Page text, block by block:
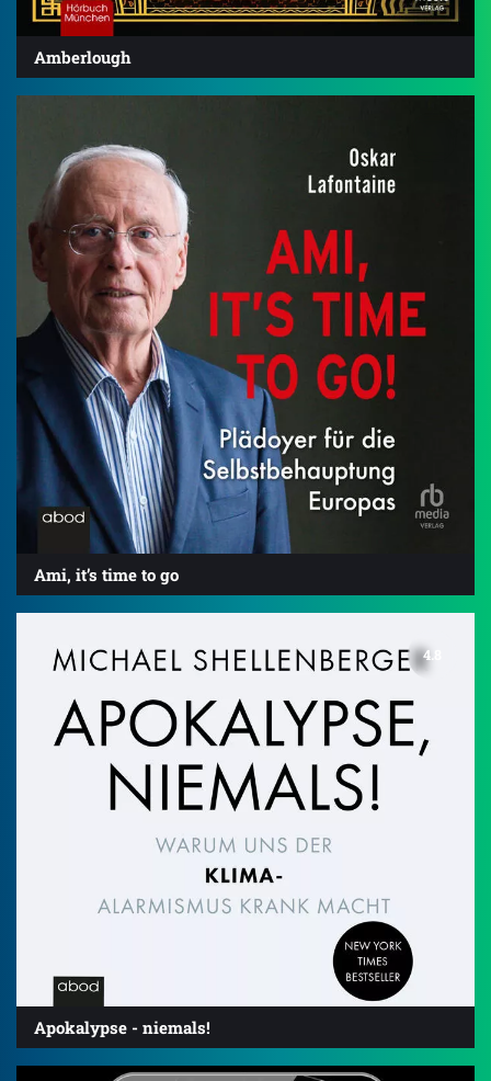
Amberlough
Ami, it’s time to go
4.8
Apokalypse - niemals!